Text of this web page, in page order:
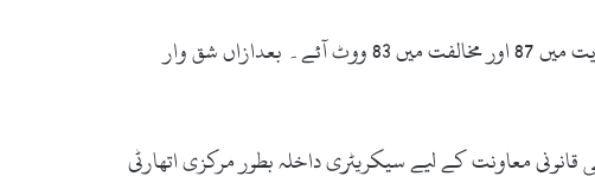
باہمی قانونی معاونت (فوجداری معاملات )بل 2019 پیش کرنےکی تحریک منظوری کے لیے پیش کی گئی تو تحریک کی حمایت میں 87 اور مخالفت میں 83 ووٹ آئے۔ بعدازاں شق وار
معاونت کے لیے سیکریٹری داخلہ بطور مرکزی اتھارٹی